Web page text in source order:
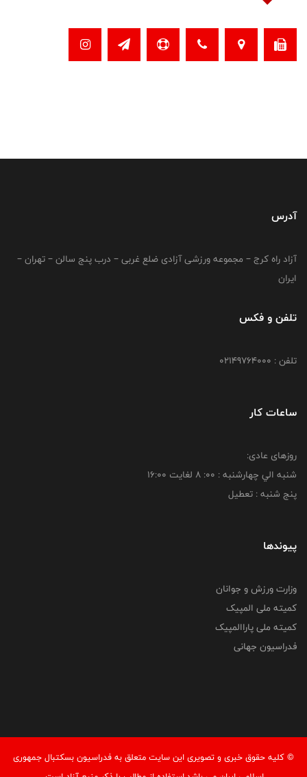
آدرس
آزاد راه کرج – مجموعه ورزشی آزادی ضلع غربی – درب پنج سالن – تهران –
ایران
تلفن و فکس
تلفن : 02149764000
ساعات کار
روزهای عادی:
شنبه الي چهارشنبه : 00: 8 لغايت 16:00
پنج شنبه : تعطیل
پیوندها
وزارت ورزش و جوانان
کمیته ملی المپیک
کمیته ملی پاراالمپیک
فدراسیون جهانی
© کليه حقوق خبری و تصويری اين سايت متعلق به فدراسیون بسکتبال جمهوری